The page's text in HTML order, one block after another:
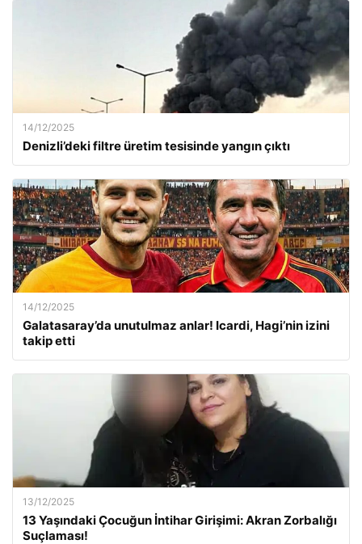
14/12/2025
Denizli’deki filtre üretim tesisinde yangın çıktı
14/12/2025
Galatasaray’da unutulmaz anlar! Icardi, Hagi’nin izini
takip etti
13/12/2025
13 Yaşındaki Çocuğun İntihar Girişimi: Akran Zorbalığı
Suçlaması!